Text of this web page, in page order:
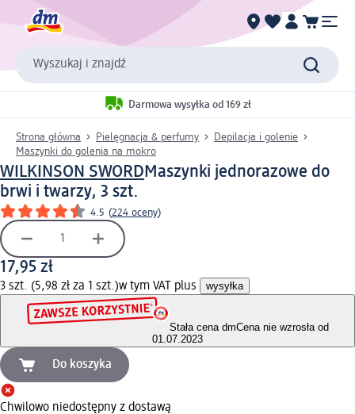
Wyszukaj i znajdź
Darmowa wysyłka od 169 zł
Strona główna Pielęgnacja & perfumy
Depilacja i golenie
Maszynki do golenia na mokro
WILKINSON SWORDMaszynki jednorazowe do
brwi i twarzy, 3 szt.
4.5 (224 oceny)
17,95 zł
3 szt. (5,98 zł za 1 szt.)w tym VAT plus wysyłka
Stała cena dmCena nie wzrosła od
01.07.2023
Do koszyka
Chwilowo niedostępny z dostawą